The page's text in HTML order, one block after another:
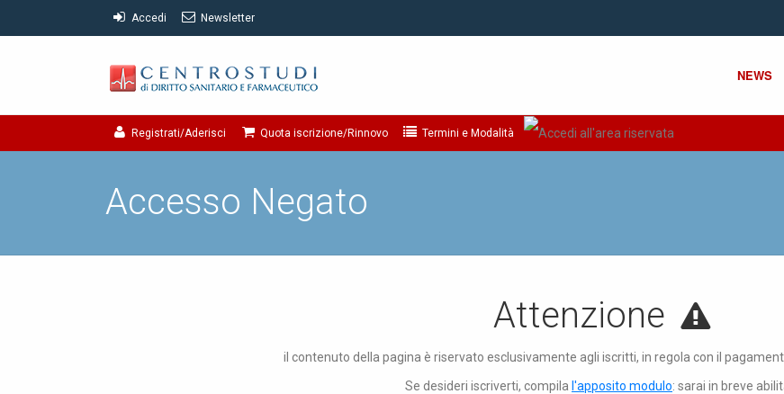
Accedi Newsletter
NEWS
Registrati/Aderisci Quota iscrizione/Rinnovo Termini e Modalità
Accesso Negato
Attenzione
il contenuto della pagina è riservato esclusivamente agli iscritti, in regola con il
Se desideri iscriverti, compila l'apposito modulo: sarai in breve